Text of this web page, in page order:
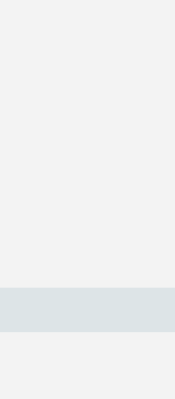
ab 2016 | Siemens:
Die Vollauslastung möchte
75 Meter langen
Anlage SWT-6.0-
Soll man